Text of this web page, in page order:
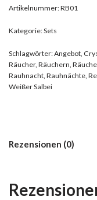
Artikelnummer:RB01
Kategorie:Sets
Schlagwörter:Angebot
Räucher, Räuchern
Rauhnacht Rauhnächte
Weißer Salbei
Rezensionen (0)